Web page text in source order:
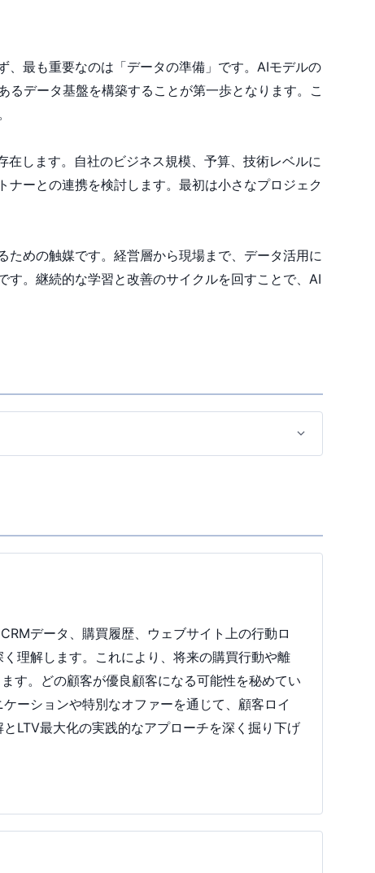
最も重要なのは「データの準備」です。AIモデルの
データ基盤を構築することが第一歩となります。こ
します。自社のビジネス規模、予算、技術レベルに
ーとの連携を検討します。最初は小さなプロジェク
めの触媒です。経営層から現場まで、データ活用に
。継続的な学習と改善のサイクルを回すことで、AI
データ、購買履歴、ウェブサイト上の行動ロ
理解します。これにより、将来の購買行動や離
す。どの顧客が優良顧客になる可能性を秘めてい
ーションや特別なオファーを通じて、顧客ロイ
LTV最大化の実践的なアプローチを深く掘り下げ